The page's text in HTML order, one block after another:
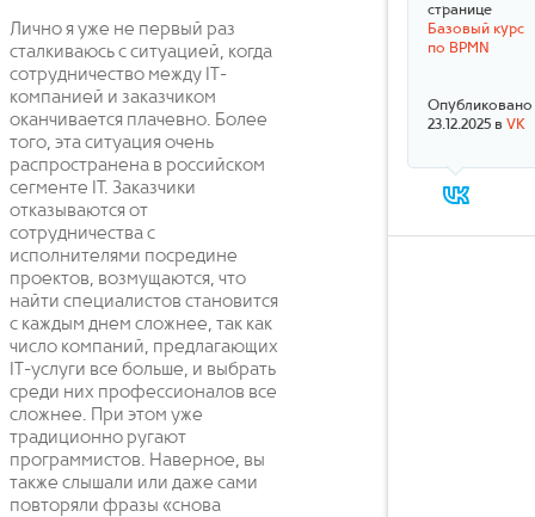
Лично я уже не первый раз
сталкиваюсь с ситуацией, когда
сотрудничество между IT-
компанией и заказчиком
оканчивается плачевно. Более
того, эта ситуация очень
распространена в российском
сегменте IT. Заказчики
отказываются от
сотрудничества с
исполнителями посредине
проектов, возмущаются, что
найти специалистов становится
с каждым днем сложнее, так как
число компаний, предлагающих
IT-услуги все больше, и выбрать
среди них профессионалов все
сложнее. При этом уже
традиционно ругают
программистов. Наверное, вы
также слышали или даже сами
повторяли фразы «снова
странице
Базовый курс
по BPMN
Опубликовано
23.12.2025 в VK